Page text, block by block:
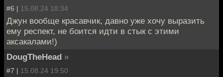
#6 | 15.08.24 18:34
Джун вообще красавчик, давно уже хочу выразить
ему респект, не боится идти в стык с этими
аксакалами!)
DougTheHead »
#7 | 15.08.24 19:50